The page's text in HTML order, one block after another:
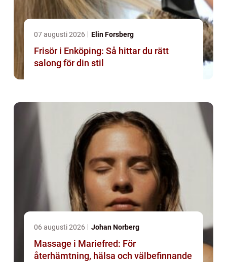
07 augusti 2026 Elin Forsberg
Frisör i Enköping: Så hittar du rätt
salong för din stil
06 augusti 2026 Johan Norberg
Massage i Mariefred: För
återhämtning, hälsa och välbefinnande